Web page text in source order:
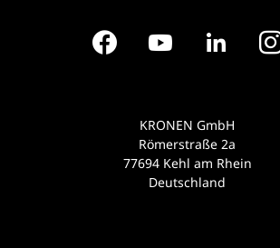
FacebookYouTube LinkedIn
KRONEN GmbH
Römerstraße 2a
77694 Kehl am Rhein
Deutschland